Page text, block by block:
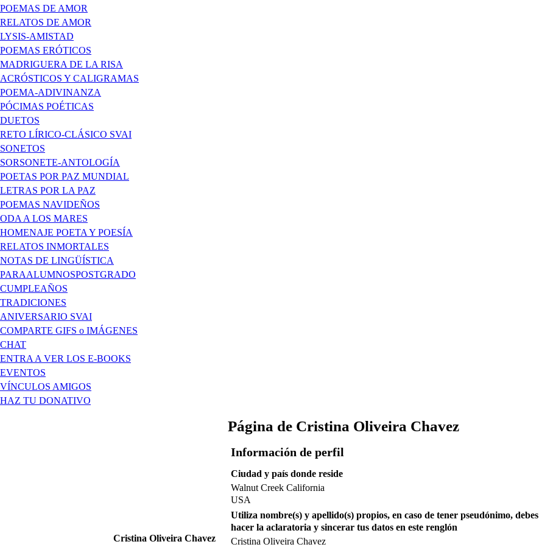
POEMAS DE AMOR
RELATOS DE AMOR
LYSIS-AMISTAD
POEMAS ERÓTICOS
MADRIGUERA DE LA RISA
ACRÓSTICOS Y CALIGRAMAS
POEMA-ADIVINANZA
PÓCIMAS POÉTICAS
DUETOS
RETO LÍRICO-CLÁSICO SVAI
SONETOS
SORSONETE-ANTOLOGÍA
POETAS POR PAZ MUNDIAL
LETRAS POR LA PAZ
POEMAS NAVIDEÑOS
ODA A LOS MARES
HOMENAJE POETA Y POESÍA
RELATOS INMORTALES
NOTAS DE LINGÜÍSTICA
PARAALUMNOSPOSTGRADO
CUMPLEAÑOS
TRADICIONES
ANIVERSARIO SVAI
COMPARTE GIFS o IMÁGENES
CHAT
ENTRA A VER LOS E-BOOKS
EVENTOS
VÍNCULOS AMIGOS
HAZ TU DONATIVO
Cristina Oliveira Chavez
Página de Cristina Oliveira Chavez
Información de perfil
Ciudad y país donde reside
Walnut Creek California
USA
Utiliza nombre(s) y apellido(s) propios, en caso de tener pseudónimo, debes
hacer la aclaratoria y sincerar tus datos en este renglón
Cristina Oliveira Chavez